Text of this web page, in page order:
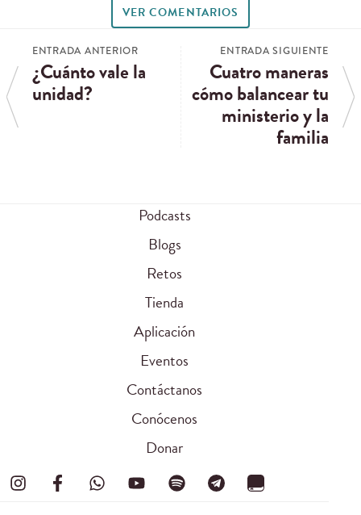
VER COMENTARIOS
ENTRADA ANTERIOR
¿Cuánto vale la
unidad?
ENTRADA SIGUIENTE
Cuatro maneras
cómo balancear tu
ministerio y la
familia
Podcasts
Blogs
Retos
Tienda
Aplicación
Eventos
Contáctanos
Conócenos
Donar